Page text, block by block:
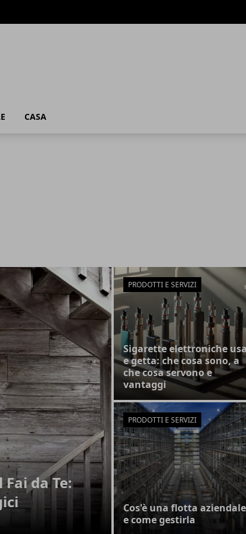
CASA
da Te:
PRODOTTI E SERVIZI
Sigarette elettroniche usa
e getta: che cosa sono, a
che cosa servono e
vantaggi
PRODOTTI E SERVIZI
Cos'è una flotta aziendale
e come gestirla